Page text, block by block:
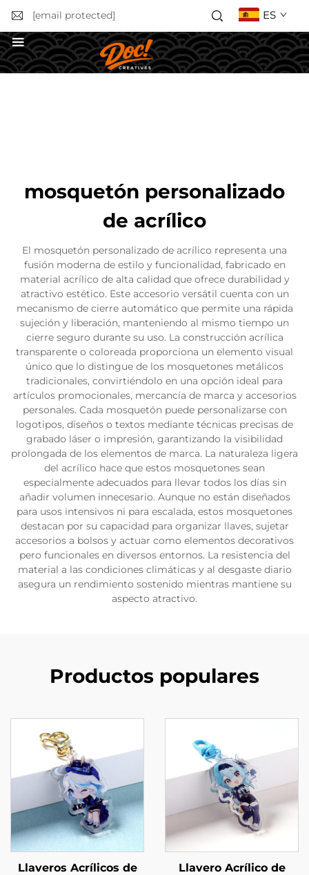
[email protected] ES
mosquetón personalizado
de acrílico
El mosquetón personalizado de acrílico representa una
fusión moderna de estilo y funcionalidad, fabricado en
material acrílico de alta calidad que ofrece durabilidad y
atractivo estético. Este accesorio versátil cuenta con un
mecanismo de cierre automático que permite una rápida
sujeción y liberación, manteniendo al mismo tiempo un
cierre seguro durante su uso. La construcción acrílica
transparente o coloreada proporciona un elemento visual
único que lo distingue de los mosquetones metálicos
tradicionales, convirtiéndolo en una opción ideal para
artículos promocionales, mercancía de marca y accesorios
personales. Cada mosquetón puede personalizarse con
logotipos, diseños o textos mediante técnicas precisas de
grabado láser o impresión, garantizando la visibilidad
prolongada de los elementos de marca. La naturaleza ligera
del acrílico hace que estos mosquetones sean
especialmente adecuados para llevar todos los días sin
añadir volumen innecesario. Aunque no están diseñados
para usos intensivos ni para escalada, estos mosquetones
destacan por su capacidad para organizar llaves, sujetar
accesorios a bolsos y actuar como elementos decorativos
pero funcionales en diversos entornos. La resistencia del
material a las condiciones climáticas y al desgaste diario
asegura un rendimiento sostenido mientras mantiene su
aspecto atractivo.
Productos populares
Llaveros Acrílicos de
Llavero Acrílico de